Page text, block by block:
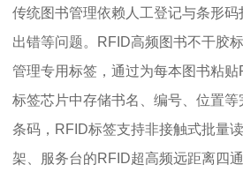
传统图书管理依赖人工登记与条形
出错等问题。RFID高频图书不干胶
管理专用标签，通过为每本图书粘
标签芯片中存储书名、编号、位置
条码，RFID标签支持非接触式批量
架、服务台的RFID超高频远距离四